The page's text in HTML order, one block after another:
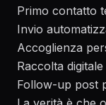
Primo contatto
Invio
Accoglienza
Raccolta
Follow-up post